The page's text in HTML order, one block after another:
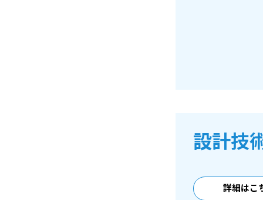
設計技
詳細はこ